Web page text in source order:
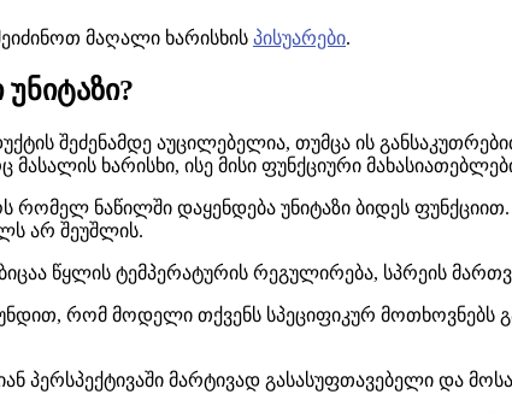
მაღალი ხარისხის პისუარები.
შეძენამდე აუცილებელია, თუმცა ის
ხარისხი, ისე მისი ფუნქციური
რომელ ნაწილში დაყენდება უნიტაზი ბიდეს
არ შეუშლის.
წყლის ტემპერატურის რეგულირება, სპრეის
რომ მოდელი თქვენს სპეციფიკურ მოთხოვნებს
პერსპექტივაში მარტივად გასასუფთავებელი და